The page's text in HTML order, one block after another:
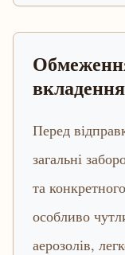
вкладення
Перед
загальні
та
особливо
аерозолів,